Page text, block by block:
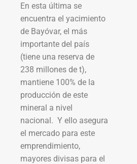
En esta última se
encuentra el yacimiento
de Bayóvar, el más
importante del país
(tiene una reserva de
238 millones de t),
mantiene 100% de la
producción de este
mineral a nivel
nacional. Y ello asegura
el mercado para este
emprendimiento,
mayores divisas para el